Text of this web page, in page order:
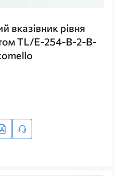
вказівник рівня
TL/E-254-B-2-B-